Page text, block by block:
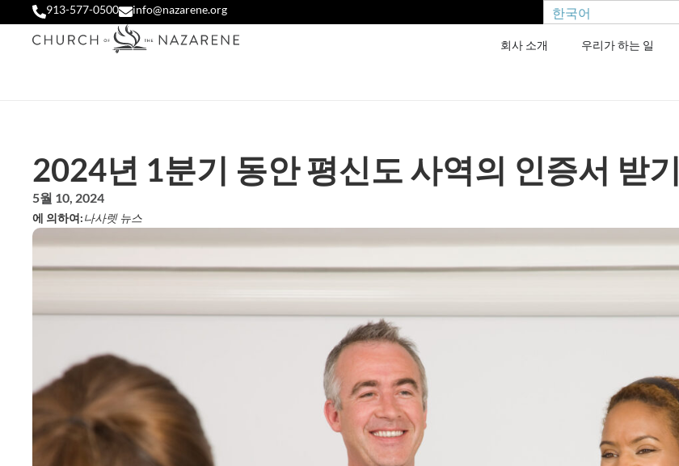
913-577-0500 info@nazarene.org 한국어
회사 소개 우리가 하는 일
2024년 1분기 동안 평신도 사역의 인증서 받기
5월 10, 2024
에 의하여:나사렛 뉴스